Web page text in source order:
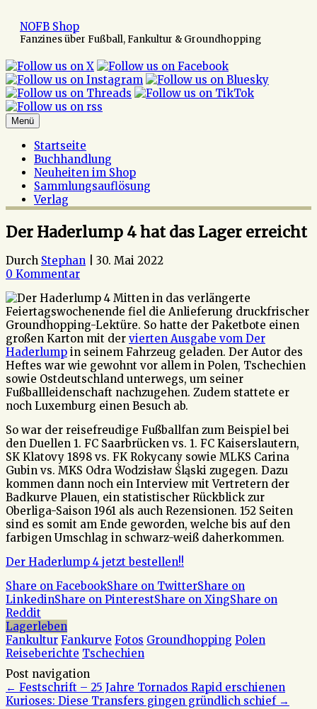
Inhalt
springen
NOFB Shop
Fanzines über Fußball, Fankultur & Groundhopping
Menü
Startseite
Buchhandlung
Neuheiten im Shop
Sammlungsauflösung
Verlag
Der Haderlump 4 hat das Lager erreicht
Durch Stephan
30. Mai 2022
0 Kommentar
Mitten in das verlängerte
Feiertagswochenende fiel die Anlieferung druckfrischer
Groundhopping-Lektüre. So hatte der Paketbote einen
großen Karton mit der vierten Ausgabe vom Der
Haderlump in seinem Fahrzeug geladen. Der Autor des
Heftes war wie gewohnt vor allem in Polen, Tschechien
sowie Ostdeutschland unterwegs, um seiner
Fußballleidenschaft nachzugehen. Zudem stattete er
noch Luxemburg einen Besuch ab.
So war der reisefreudige Fußballfan zum Beispiel bei
den Duellen 1. FC Saarbrücken vs. 1. FC Kaiserslautern,
SK Klatovy 1898 vs. FK Rokycany sowie MLKS Carina
Gubin vs. MKS Odra Wodzisław Śląski zugegen. Dazu
kommen dann noch ein Interview mit Vertretern der
Badkurve Plauen, ein statistischer Rückblick zur
Oberliga-Saison 1961 als auch Rezensionen. 152 Seiten
sind es somit am Ende geworden, welche bis auf den
farbigen Umschlag in schwarz-weiß daherkommen.
Der Haderlump 4 jetzt bestellen!!
Share on FacebookShare on TwitterShare on
LinkedinShare on PinterestShare on XingShare on
Reddit
Lagerleben
Fankultur Fankurve Fotos Groundhopping Polen
Reiseberichte Tschechien
Post navigation
← Festschrift – 25 Jahre Tornados Rapid erschienen
Kurioses: Diese Transfers gingen gründlich schief →